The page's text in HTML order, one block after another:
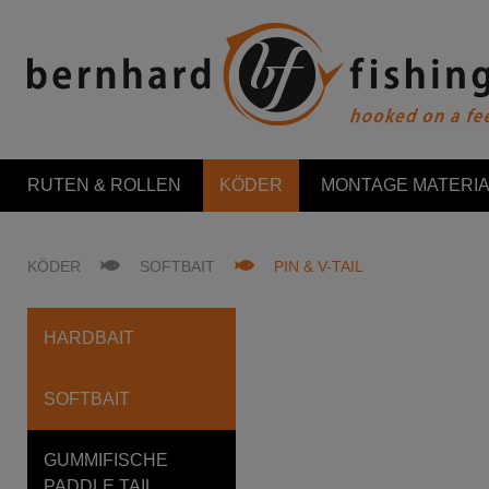
RUTEN & ROLLEN KÖDER MONTAGE
KÖDER SOFTBAIT PIN & V-TAIL
HARDBAIT
SOFTBAIT
GUMMIFISCHE